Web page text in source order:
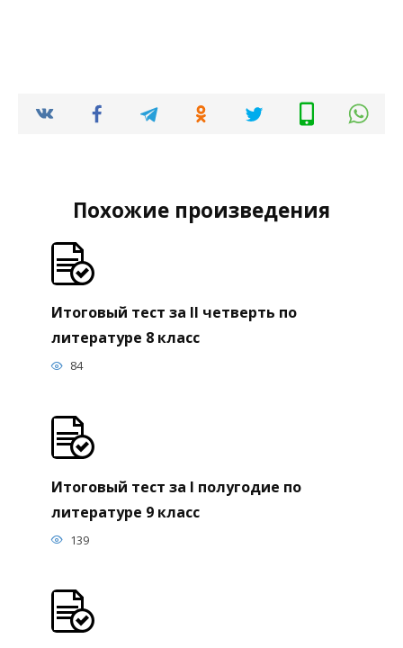
Похожие произведения
Итоговый тест за II четверть по
литературе 8 класс
84
Итоговый тест за I полугодие по
литературе 9 класс
139